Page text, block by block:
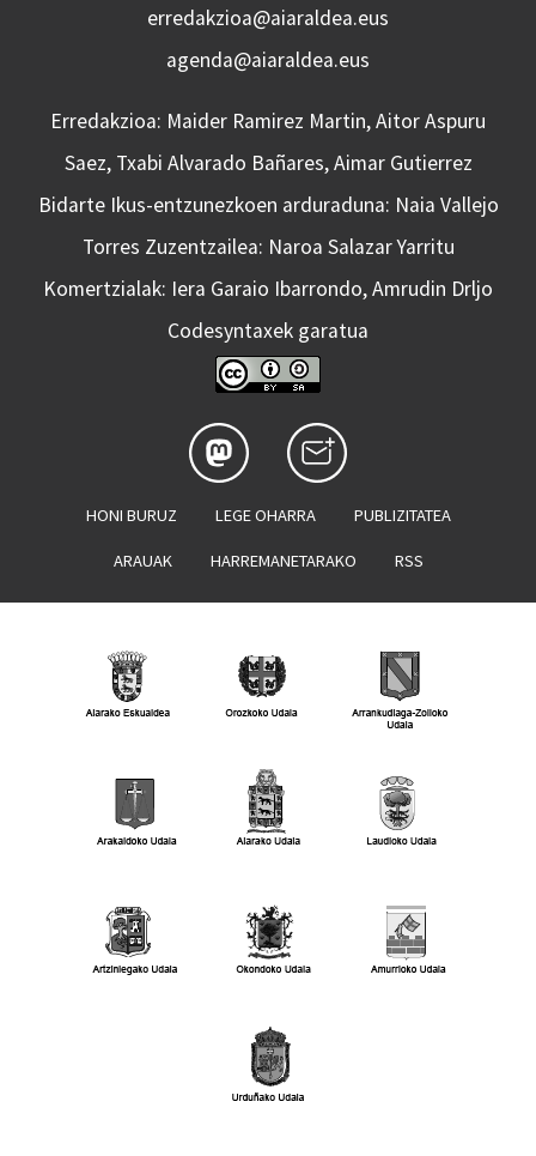
erredakzioa@aiaraldea.eus
agenda@aiaraldea.eus
Erredakzioa: Maider Ramirez Martin, Aitor Aspuru
Saez, Txabi Alvarado Bañares, Aimar Gutierrez
Bidarte Ikus-entzunezkoen arduraduna: Naia Vallejo
Torres Zuzentzailea: Naroa Salazar Yarritu
Komertzialak: Iera Garaio Ibarrondo, Amrudin Drljo
Codesyntaxek garatua
HONI BURUZ LEGE OHARRA PUBLIZITATEA
ARAUAK HARREMANETARAKO RSS